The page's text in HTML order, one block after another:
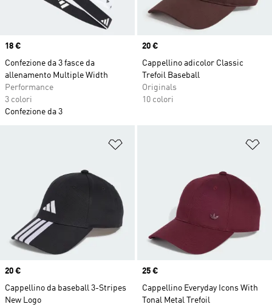
Price
18 €
Confezione da 3 fasce da
allenamento Multiple Width
Performance
3 colori
Confezione da 3
Price
20 €
Cappellino adicolor Classic
Trefoil Baseball
Originals
10 colori
Aggiungi alla lista dei desideri
Price
20 €
Cappellino da baseball 3-Stripes
New Logo
Price
25 €
Cappellino Everyday Icons With
Tonal Metal Trefoil